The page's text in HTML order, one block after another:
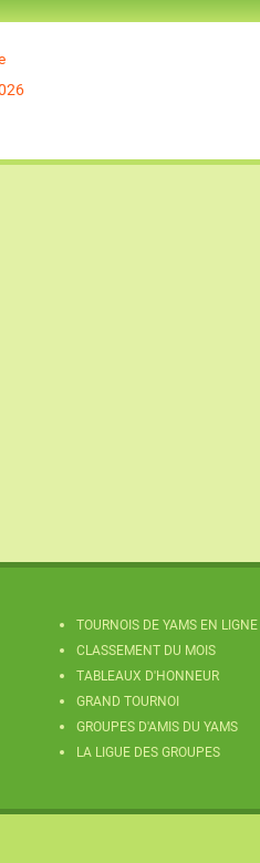
TOURNOIS DE YAMS EN LIGNE
CLASSEMENT DU MOIS
TABLEAUX D'HONNEUR
GRAND TOURNOI
GROUPES D'AMIS DU YAMS
LA LIGUE DES GROUPES